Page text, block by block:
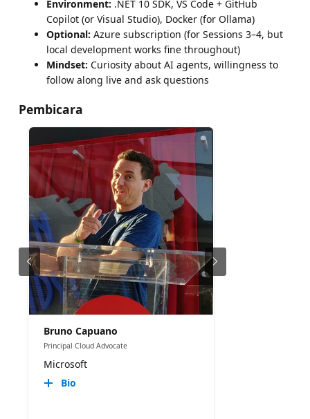
Environment: .NET 10 SDK, VS Code + GitHub
Copilot (or Visual Studio), Docker (for Ollama)
Optional: Azure subscription (for Sessions 3–4, but
local development works fine throughout)
Mindset: Curiosity about AI agents, willingness to
follow along live and ask questions
Pembicara
Bruno Capuano
Principal Cloud Advocate
Microsoft
Bio